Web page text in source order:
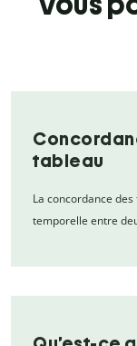
tableau
La concordance
temporelle entre